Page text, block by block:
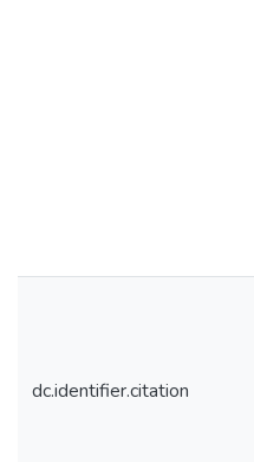
dc.identifier.citation